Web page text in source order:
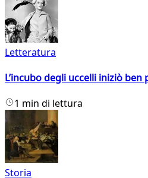
Letteratura
L’incubo degli uccelli iniziò
1 min di lettura
Storia